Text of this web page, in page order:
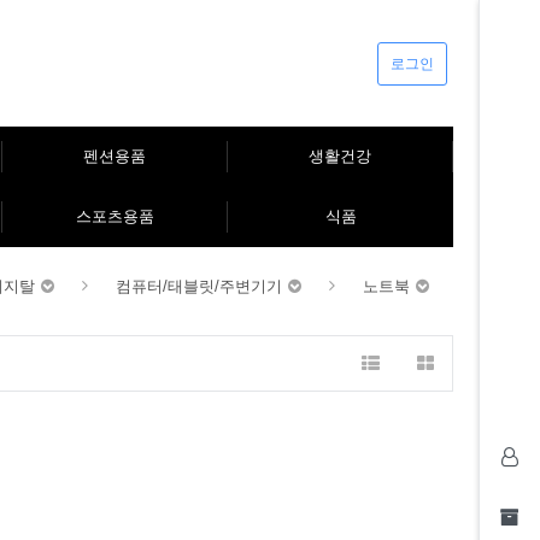
로그인
펜션용품 생활건강
스포츠용품 식품
지탈 컴퓨터/태블릿/주변기기 노트북